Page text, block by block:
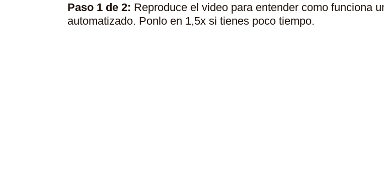
Paso 1 de 2: Reproduce el video para entender como funciona
automatizado. Ponlo en 1,5x si tienes poco tiempo.